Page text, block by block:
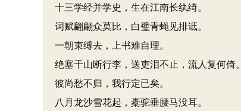
十三学经并学史，生在江南长纨绮。
词赋翩翩众莫比，白璧青蝇见排诋。
一朝束缚去，上书难自理。
绝塞千山断行李，送吏泪不止，流人复何倚。
彼尚愁不归，我行定已矣。
八月龙沙雪花起，橐驼垂腰马没耳。